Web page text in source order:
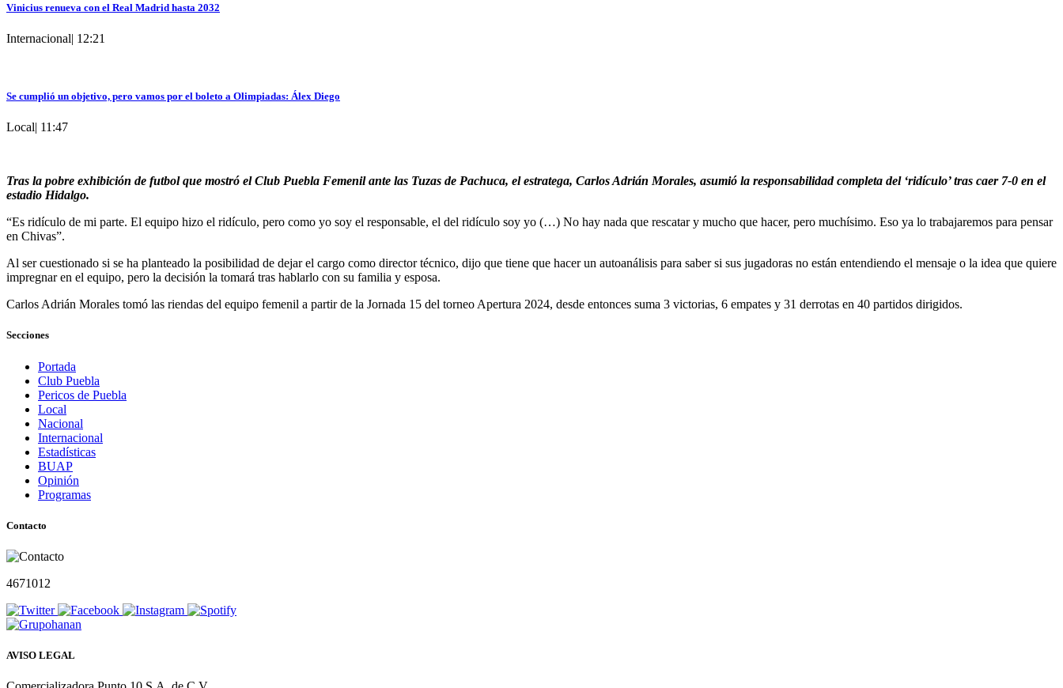
Vinicius renueva con el Real Madrid hasta 2032
Internacional| 12:21
Se cumplió un objetivo, pero vamos por el boleto a Olimpiadas: Álex Diego
Local| 11:47
Tras la pobre exhibición de futbol que mostró el Club Puebla Femenil ante las Tuzas de Pachuca, el estratega, Carlos Adrián Morales, asumió la responsabilidad completa del ‘ridículo’ tras caer 7-0 en el
estadio Hidalgo.
“Es ridículo de mi parte. El equipo hizo el ridículo, pero como yo soy el responsable, el del ridículo soy yo (…) No hay nada que rescatar y mucho que hacer, pero muchísimo. Eso ya lo trabajaremos para pensar
en Chivas”.
Al ser cuestionado si se ha planteado la posibilidad de dejar el cargo como director técnico, dijo que tiene que hacer un autoanálisis para saber si sus jugadoras no están entendiendo el mensaje o la idea que quiere
impregnar en el equipo, pero la decisión la tomará tras hablarlo con su familia y esposa.
Carlos Adrián Morales tomó las riendas del equipo femenil a partir de la Jornada 15 del torneo Apertura 2024, desde entonces suma 3 victorias, 6 empates y 31 derrotas en 40 partidos dirigidos.
Secciones
Portada
Club Puebla
Pericos de Puebla
Local
Nacional
Internacional
Estadísticas
BUAP
Opinión
Programas
Contacto
4671012
AVISO LEGAL